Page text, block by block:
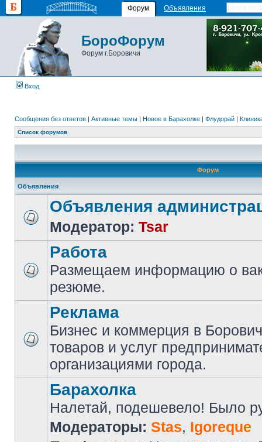
Форум Объявления
БороФорум
Форум г.Боровичи
Вход
Сообщения без ответов | Активные темы | Новое в Барахолке | Флудорай |
Список форумов
Форум
Объявления
Объявления
Модератор: Tsar
Работа
Размещаем информацию о
резюме.
Реклама
Бизнес и коммерция в
товаров и услуг
организациями города.
Барахолка
Налетай, подешевело! Было
Модераторы: Stas, Igoreque